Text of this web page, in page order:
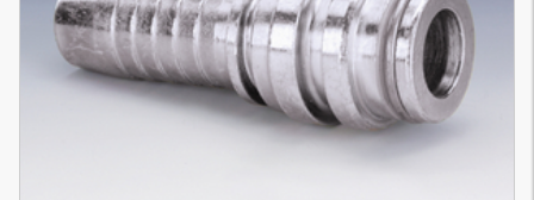
Трехмерная модель